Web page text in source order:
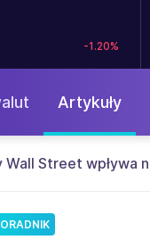
-1.20%
Artykuły
Wall Street wpływa